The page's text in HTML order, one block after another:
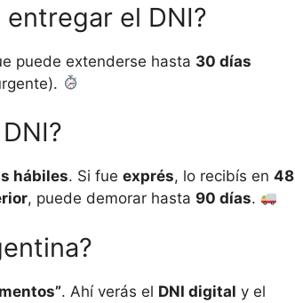
entregar el DNI?
puede extenderse hasta 30 días
hábiles. Si fue exprés, lo recibís en 48
, puede demorar hasta 90 días.
. Ahí verás el DNI digital y el